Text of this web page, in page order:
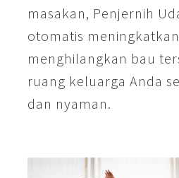
masakan, Penjernih
otomatis
menghilangkan bau
ruang keluarga Anda
dan nyaman.